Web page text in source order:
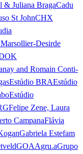
& Juliana BragaCadu
St JohnCHX
Desirde
and Romain Conti-
Estúdio BRAEstúdio
Estúdio
Felipe Zene, Laura
CampanaFlávia
Gabriela Estefam
GOAAgru.aGrupo